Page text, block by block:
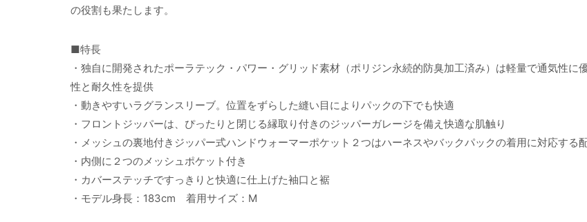
の役割も果たします。
■特長
・独自に開発されたポーラテック・パワー・グリッド素材（ポリジン永続的防臭加工済み）は軽量で通気性に
性と耐久性を提供
・動きやすいラグランスリーブ。位置をずらした縫い目によりパックの下でも快適
・フロントジッパーは、ぴったりと閉じる縁取り付きのジッパーガレージを備え快適な肌触り
・メッシュの裏地付きジッパー式ハンドウォーマーポケット２つはハーネスやバックパックの着用に対応する
・内側に２つのメッシュポケット付き
・カバーステッチですっきりと快適に仕上げた袖口と裾
・モデル身長：183cm 着用サイズ：M